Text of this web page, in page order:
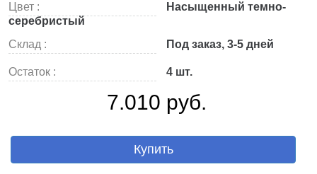
Цвет :
Насыщенный темно-
серебристый
Склад :
Под заказ, 3-5 дней
Остаток : 4 шт.
7.010 руб.
Купить